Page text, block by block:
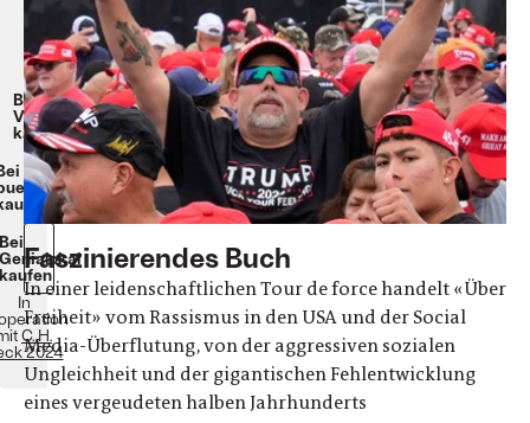
Hardcover,
gebunden
410
Seiten
29,90€
Beim
Verlag
kaufen
In
C. H.
2024
Faszinierendes Buch
In einer leidenschaftlichen Tour de force handelt «Über
Freiheit» vom Rassismus in den USA und der Social
Media-Überflutung, von der aggressiven sozialen
Ungleichheit und der gigantischen Fehlentwicklung
eines vergeudeten halben Jahrhunderts